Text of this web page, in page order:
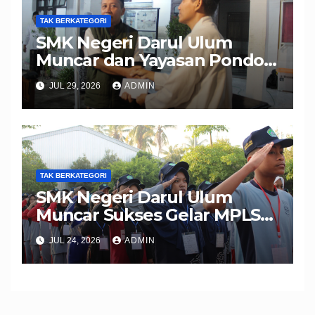
TAK BERKATEGORI
SMK Negeri Darul Ulum
Muncar dan Yayasan Pondok
Pesantren Manbaul Ulum
Gelar Santunan Yatim Piatu
dan Dhuafa dalam Rangka
Memeriahkan Bulan
Muharram 1448 H
JUL 29, 2026 ADMIN
TAK BERKATEGORI
SMK Negeri Darul Ulum
Muncar Sukses Gelar MPLS
Ramah 2026, Wujudkan
Peserta Didik Berkarakter,
Disiplin, dan Berprestasi
JUL 24, 2026 ADMIN